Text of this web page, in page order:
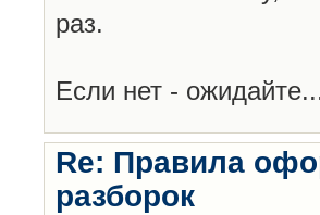
раз.
Если нет -
Re: Правила
разборок